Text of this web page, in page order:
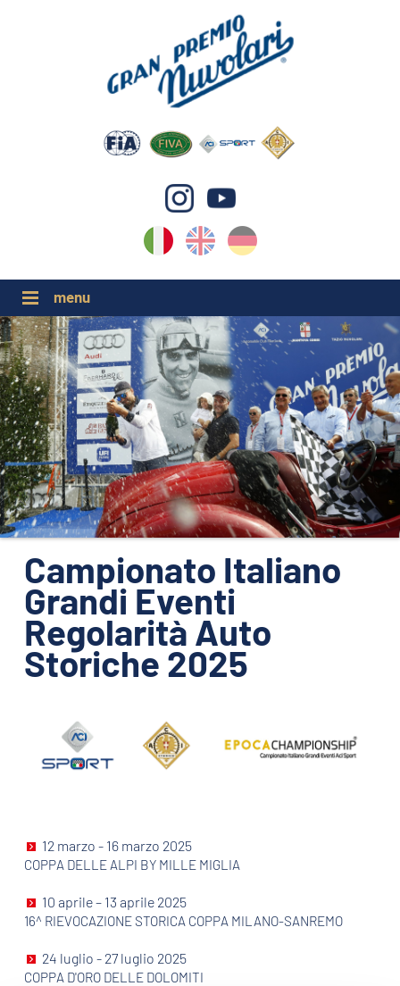
DE
EN
IT
GP NUVOLARI 2026
1954-2025
GRANDI EVENTI 2026
ORGANIZZAZIONE
CONTATTI
PRESS
NEWS
PHOTO&VIDEO2025
Campionato Italiano
Grandi Eventi
Regolarità Auto
Storiche 2025
12 marzo - 16 marzo 2025
COPPA DELLE ALPI BY MILLE MIGLIA
10 aprile – 13 aprile 2025
16^ RIEVOCAZIONE STORICA COPPA MILANO-SANREMO
24 luglio - 27 luglio 2025
COPPA D'ORO DELLE DOLOMITI